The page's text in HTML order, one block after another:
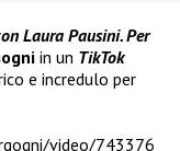
Laura Pausini. Per
in un TikTok
e incredulo per
video/743376